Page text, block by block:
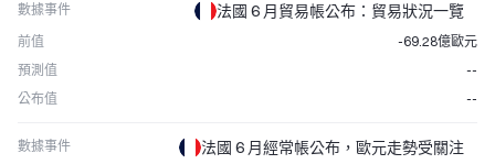
數據事件 法國 6 月貿易帳公布：貿易狀況一覽
前值
-69.28億歐元
預測值
--
公布值
--
數據事件 法國 6 月經常帳公布，歐元走勢受關注